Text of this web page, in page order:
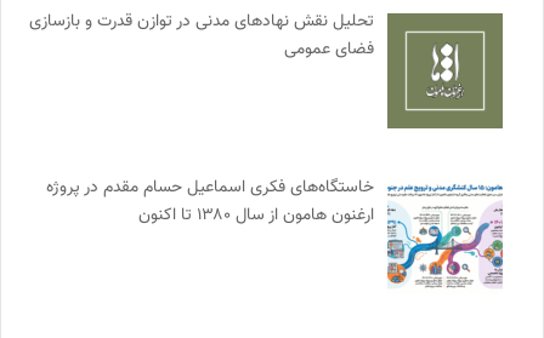
تحلیل نقش نهادهای مدنی در توازن قدرت و بازسازی
فضای عمومی
خاستگاه‌های فکری اسماعیل حسام مقدم در پروژه
ارغنون هامون از سال ۱۳۸۰ تا اکنون